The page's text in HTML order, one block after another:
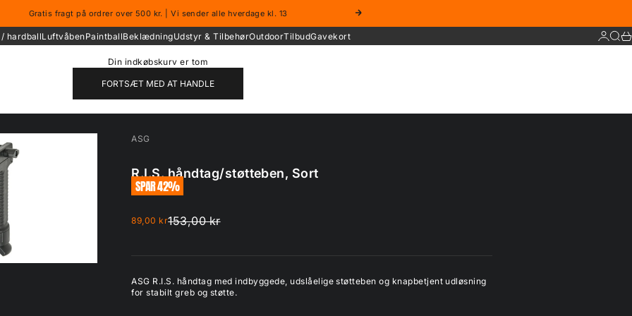
Gratis fragt på ordrer over 500 kr. | Vi sender alle hverdage kl. 13
Næste
hardballLuftvåbenPaintballBeklædningUdstyr & TilbehørOutdoorTilbudGavekort Log ind
Søg
Din indkøbskurv er tom
FORTSÆT MED AT HANDLE
ASG
R.I.S. håndtag/støtteben, Sort
SPAR 42%
Salgspris
89,00 krNormalpris
153,00 kr
ASG R.I.S. håndtag med indbyggede, udslåelige støtteben og knapbetjent udløsning
for stabilt greb og støtte.